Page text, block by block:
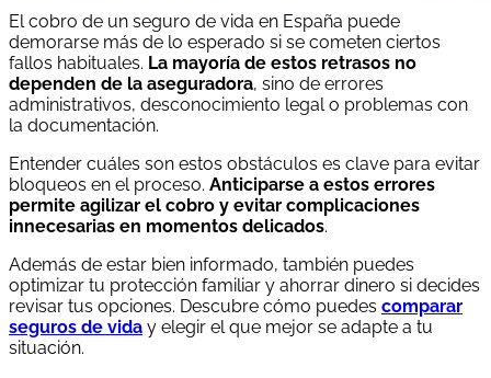
El cobro de un seguro de vida en España puede
demorarse más de lo esperado si se cometen ciertos
fallos habituales. La mayoría de estos retrasos no
dependen de la aseguradora, sino de errores
administrativos, desconocimiento legal o problemas con
la documentación.
Entender cuáles son estos obstáculos es clave para evitar
bloqueos en el proceso. Anticiparse a estos errores
permite agilizar el cobro y evitar complicaciones
innecesarias en momentos delicados.
Además de estar bien informado, también puedes
optimizar tu protección familiar y ahorrar dinero si decides
revisar tus opciones. Descubre cómo puedes comparar
seguros de vida y elegir el que mejor se adapte a tu
situación.